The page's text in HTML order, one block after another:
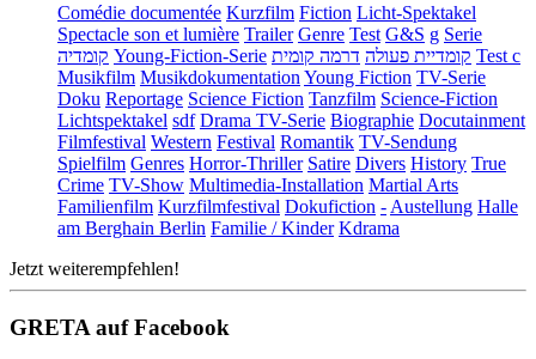
Comédie documentée Kurzfilm Fiction Licht-Spektakel
Spectacle son et lumière Trailer Genre Test G&S g Serie
קומדיה Young-Fiction-Serie קומדיית פעולה דרמה קומית
Test c
Musikfilm Musikdokumentation Young Fiction TV-Serie
Doku Reportage Science Fiction Tanzfilm Science-Fiction
Lichtspektakel sdf Drama TV-Serie Biographie Docutainment
Filmfestival Western Festival Romantik TV-Sendung
Spielfilm Genres Horror-Thriller Satire Divers History True
Crime TV-Show Multimedia-Installation Martial Arts
Familienfilm Kurzfilmfestival Dokufiction - Austellung Halle
am Berghain Berlin Familie / Kinder Kdrama
Jetzt weiterempfehlen!
GRETA auf Facebook